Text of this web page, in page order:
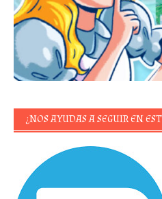
¿NOS AYUDAS A SEGUIR EN